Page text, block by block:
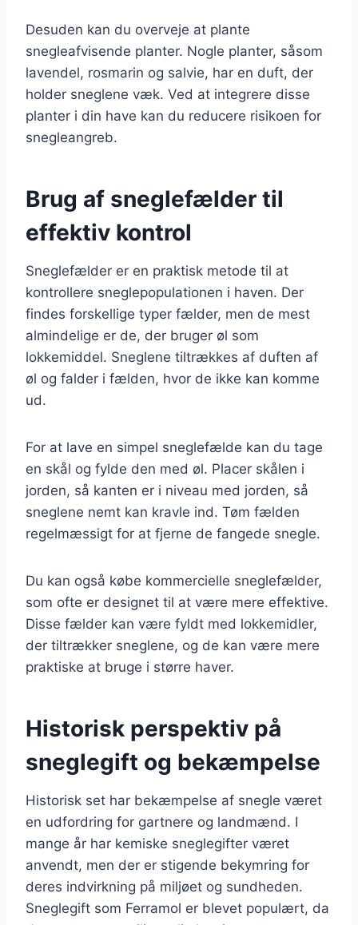
Desuden kan du overveje at plante
snegleafvisende planter. Nogle planter, såsom
lavendel, rosmarin og salvie, har en duft, der
holder sneglene væk. Ved at integrere disse
planter i din have kan du reducere risikoen for
snegleangreb.
Brug af sneglefælder til
effektiv kontrol
Sneglefælder er en praktisk metode til at
kontrollere sneglepopulationen i haven. Der
findes forskellige typer fælder, men de mest
almindelige er de, der bruger øl som
lokkemiddel. Sneglene tiltrækkes af duften af
øl og falder i fælden, hvor de ikke kan komme
ud.
For at lave en simpel sneglefælde kan du tage
en skål og fylde den med øl. Placer skålen i
jorden, så kanten er i niveau med jorden, så
sneglene nemt kan kravle ind. Tøm fælden
regelmæssigt for at fjerne de fangede snegle.
Du kan også købe kommercielle sneglefælder,
som ofte er designet til at være mere effektive.
Disse fælder kan være fyldt med lokkemidler,
der tiltrækker sneglene, og de kan være mere
praktiske at bruge i større haver.
Historisk perspektiv på
sneglegift og bekæmpelse
Historisk set har bekæmpelse af snegle været
en udfordring for gartnere og landmænd. I
mange år har kemiske sneglegifter været
anvendt, men der er stigende bekymring for
deres indvirkning på miljøet og sundheden.
Sneglegift som Ferramol er blevet populært, da